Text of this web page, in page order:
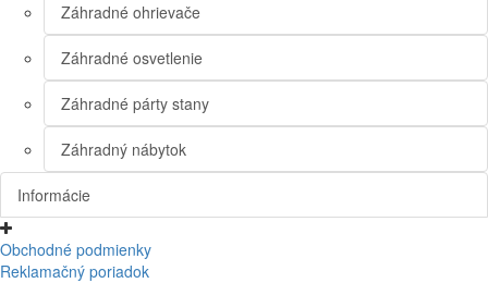
Záhradné ohrievače
Záhradné osvetlenie
Záhradné párty stany
Záhradný nábytok
Informácie
Obchodné podmienky
Reklamačný poriadok